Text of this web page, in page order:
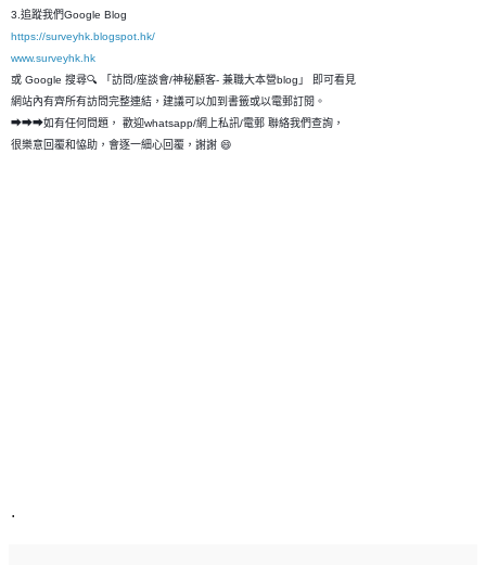
3.追蹤我們Google Blog
https://surveyhk.blogspot.hk/
www.surveyhk.hk
或 Google 搜尋🔍 「訪問/座談會/神秘顧客- 兼職大本營blog」 即可看見
網站內有齊所有訪問完整連結，建議可以加到書籤或以電郵訂閱。
➡➡➡如有任何問題， 歡迎whatsapp/網上私訊/電郵 聯絡我們查詢，
很樂意回覆和恊助，會逐一細心回覆，謝謝 😄
.